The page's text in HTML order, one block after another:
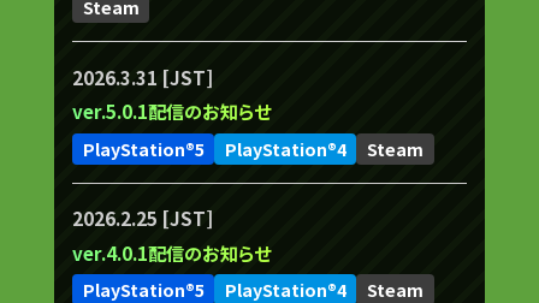
Steam
2026.3.31 [JST]
ver.5.0.1配信のお知らせ
PlayStation®5 PlayStation®4 Steam
2026.2.25 [JST]
ver.4.0.1配信のお知らせ
PlayStation®5 PlayStation®4 Steam